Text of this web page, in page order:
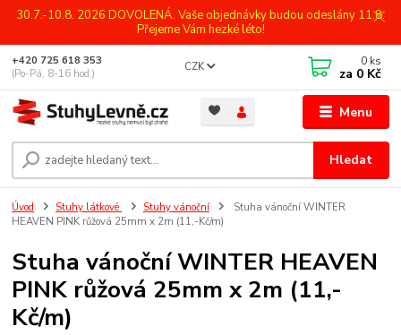
30.7.-10.8. 2026 DOVOLENÁ. Vaše objednávky budou odeslány 11.8.
Přejeme Vám hezké léto!
Menu
CZK
Hledat
+420 725 618 353
(Po-Pá, 8-16 hod.)
0 ks
za 0 Kč
Úvod Stuhy látkové Stuhy vánoční
Stuha vánoční WINTER
HEAVEN PINK růžová 25mm x 2m (11,-Kč/m)
Stuha vánoční WINTER HEAVEN
PINK růžová 25mm x 2m (11,-
Kč/m)